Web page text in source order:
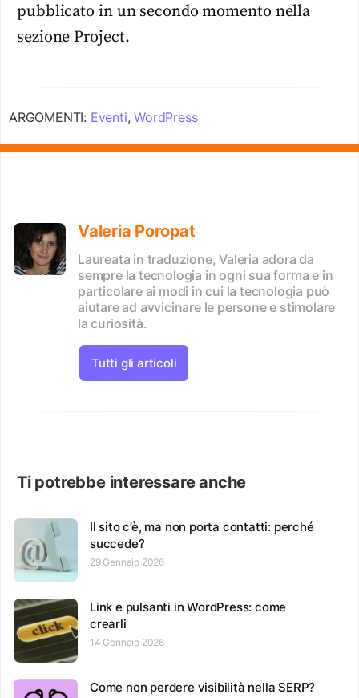
pubblicato in un secondo momento nella
sezione Project.
ARGOMENTI: Eventi,WordPress
Valeria Poropat
Laureata in traduzione, Valeria adora da
sempre la tecnologia in ogni sua forma e in
particolare ai modi in cui la tecnologia può
aiutare ad avvicinare le persone e stimolare
la curiosità.
Tutti gli articoli
Ti potrebbe interessare anche
Il sito c’è, ma non porta contatti: perché
succede?
29 Gennaio 2026
Link e pulsanti in WordPress: come
crearli
14 Gennaio 2026
Come non perdere visibilità nella SERP?